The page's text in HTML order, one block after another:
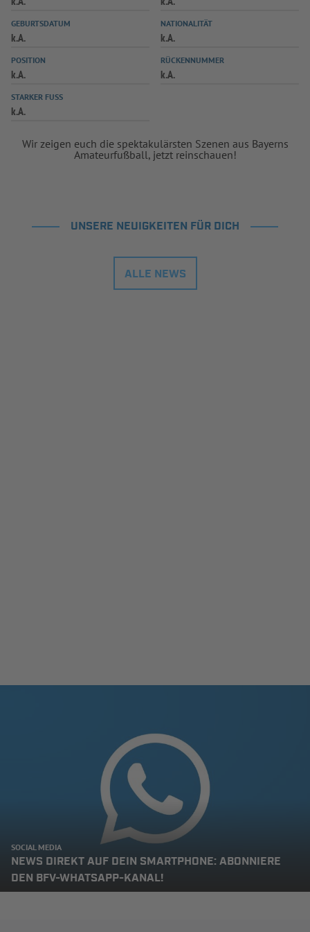
SPIELPLUS
GEBURTSDATUM
k.A.
NATIONALITÄT
k.A.
POSITION
k.A.
RÜCKENNUMMER
k.A.
STARKER FUSS
k.A.
Wir zeigen euch die spektakulärsten Szenen aus Bayerns
Amateurfußball, jetzt reinschauen!
UNSERE NEUIGKEITEN FÜR DICH
ALLE NEWS
SOCIAL MEDIA
NEWS DIREKT AUF DEIN SMARTPHONE: ABONNIERE
DEN BFV-WHATSAPP-KANAL!